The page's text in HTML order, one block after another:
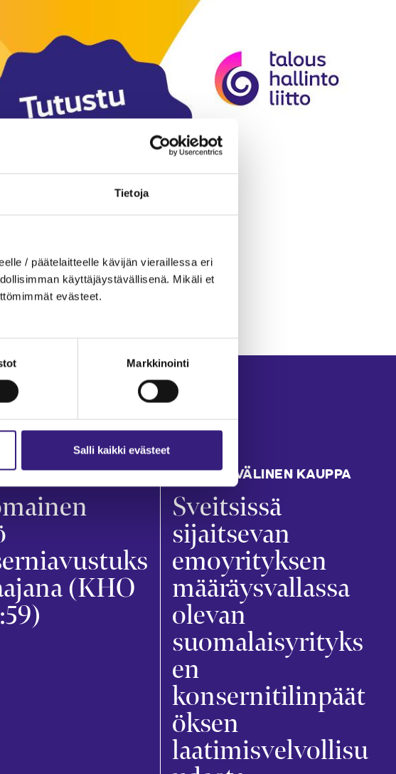
Tietoja
/ päätelaitteelle kävijän vieraillessa eri
käyttäjäystävällisenä. Mikäli et
evästeet.
Markkinointi
Salli kaikki evästeet
(KHO
KANSAINVÄLINEN KAUPPA
Sveitsissä
sijaitsevan
emoyrityksen
määräysvallassa
olevan
suomalaisyrityks
en
konsernitilinpäät
öksen
laatimisvelvollisu